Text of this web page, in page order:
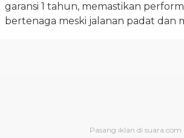
garansi 1 tahun, memastikan
bertenaga meski jalanan padat dan